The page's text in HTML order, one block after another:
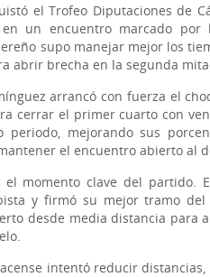
el Trofeo Diputaciones de
en un encuentro marcado
supo manejar mejor los
abrir brecha en la segunda
arrancó con fuerza el
cerrar el primer cuarto con
periodo, mejorando sus
el encuentro abierto al
momento clave del partido.
y firmó su mejor tramo del
desde media distancia para
intentó reducir